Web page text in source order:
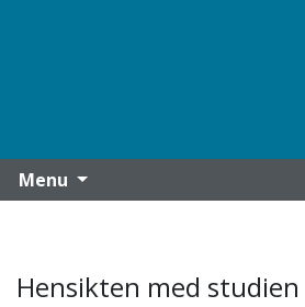
Menu
Hensikten med